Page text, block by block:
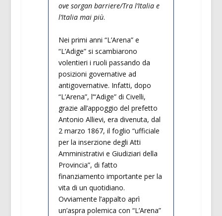
ove sorgan barriere/Tra l’Italia e
l’Italia mai più.
Nei primi anni “L’Arena” e
“L’Adige” si scambiarono
volentieri i ruoli passando da
posizioni governative ad
antigovernative. Infatti, dopo
“L’Arena”, l’“Adige” di Civelli,
grazie all’appoggio del prefetto
Antonio Allievi, era divenuta, dal
2 marzo 1867, il foglio “ufficiale
per la inserzione degli Atti
Amministrativi e Giudiziari della
Provincia”, di fatto
finanziamento importante per la
vita di un quotidiano.
Ovviamente l’appalto aprì
un’aspra polemica con “L’Arena”